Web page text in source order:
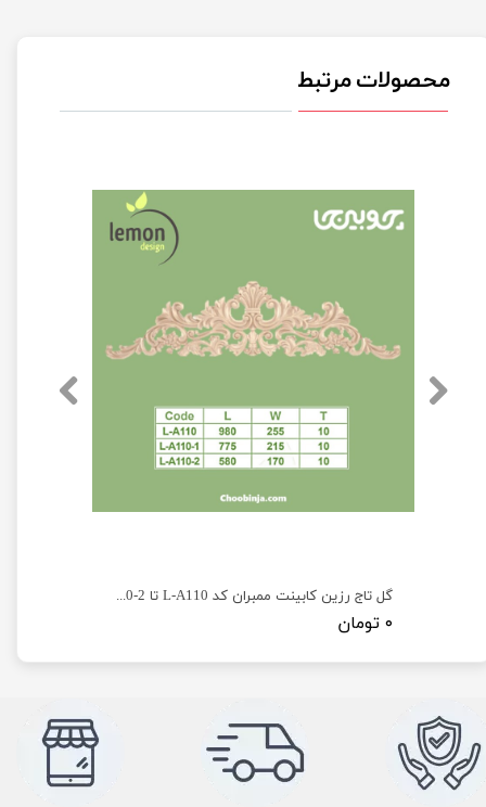
محصولات مرتبط
گل تاج رزین کابینت ممبران کد L-A110 تا L-A110-2
۰ تومان